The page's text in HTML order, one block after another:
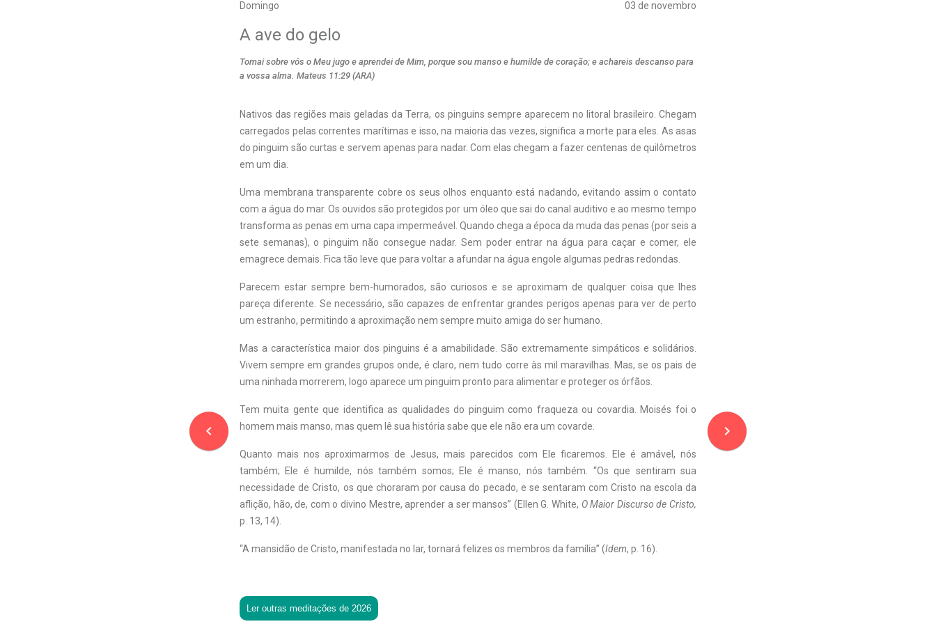
Domingo 03 de novembro
navigate_before
A ave do gelo
Tomai sobre vós o Meu jugo e aprendei de Mim, porque sou manso e humilde de coração; e achareis descanso para
a vossa alma. Mateus 11:29 (ARA)
Nativos das regiões mais geladas da Terra, os pinguins sempre aparecem no litoral brasileiro. Chegam
carregados pelas correntes marítimas e isso, na maioria das vezes, significa a morte para eles. As asas
do pinguim são curtas e servem apenas para nadar. Com elas chegam a fazer centenas de quilômetros
em um dia.
Uma membrana transparente cobre os seus olhos enquanto está nadando, evitando assim o contato
com a água do mar. Os ouvidos são protegidos por um óleo que sai do canal auditivo e ao mesmo tempo
transforma as penas em uma capa impermeável. Quando chega a época da muda das penas (por seis a
sete semanas), o pinguim não consegue nadar. Sem poder entrar na água para caçar e comer, ele
emagrece demais. Fica tão leve que para voltar a afundar na água engole algumas pedras redondas.
Parecem estar sempre bem-humorados, são curiosos e se aproximam de qualquer coisa que lhes
pareça diferente. Se necessário, são capazes de enfrentar grandes perigos apenas para ver de perto
um estranho, permitindo a aproximação nem sempre muito amiga do ser humano.
Mas a característica maior dos pinguins é a amabilidade. São extremamente simpáticos e solidários.
Vivem sempre em grandes grupos onde, é claro, nem tudo corre às mil maravilhas. Mas, se os pais de
uma ninhada morrerem, logo aparece um pinguim pronto para alimentar e proteger os órfãos.
Tem muita gente que identifica as qualidades do pinguim como fraqueza ou covardia. Moisés foi o
homem mais manso, mas quem lê sua história sabe que ele não era um covarde.
Quanto mais nos aproximarmos de Jesus, mais parecidos com Ele ficaremos. Ele é amável, nós
também; Ele é humilde, nós também somos; Ele é manso, nós também. “Os que sentiram sua
necessidade de Cristo, os que choraram por causa do pecado, e se sentaram com Cristo na escola da
aflição, hão, de, com o divino Mestre, aprender a ser mansos” (Ellen G. White, O Maior Discurso de Cristo,
p. 13, 14).
“A mansidão de Cristo, manifestada no lar, tornará felizes os membros da família” (Idem, p. 16).
Ler outras meditações de 2026
navigate_next